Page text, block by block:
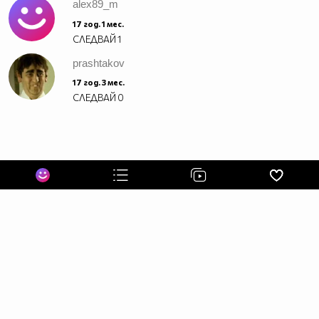
alex89_m
17 год. 1 мес.
СЛЕДВАЙ1
prashtakov
17 год. 3 мес.
СЛЕДВАЙ 0